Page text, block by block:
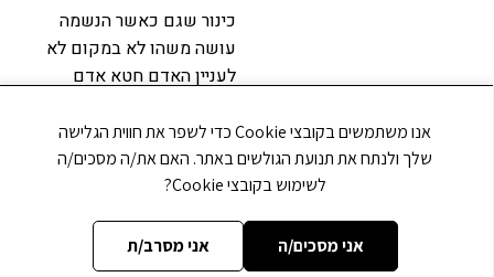
כינור שגם כאשר הנשמה
עושה משהו לא במקום לא
לעניין האדם חטא אדם
אותו באמת דברים אמורים
שהוא עדיין יודע
נגן בגינו אבל ברגע שהוא
המיוחד שבו את הנשמתיות
שיש בו אז בשביל מה אני
אנו משתמשים בקובצי Cookie כדי לשפר את חווית הגלישה
שלך ולנתח את תנועת הגולשים באתר. האם את/ה מסכים/ה
לשימוש בקובצי Cookie?
אני מסכים/ה אני מסרב/ת